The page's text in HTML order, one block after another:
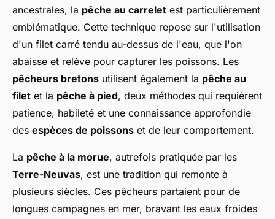
ancestrales, la pêche au carrelet est particulièrement
emblématique. Cette technique repose sur l'utilisation
d'un filet carré tendu au-dessus de l'eau, que l'on
abaisse et relève pour capturer les poissons. Les
pêcheurs bretons utilisent également la pêche au
filet et la pêche à pied, deux méthodes qui requièrent
patience, habileté et une connaissance approfondie
des espèces de poissons et de leur comportement.
La pêche à la morue, autrefois pratiquée par les
Terre-Neuvas, est une tradition qui remonte à
plusieurs siècles. Ces pêcheurs partaient pour de
longues campagnes en mer, bravant les eaux froides